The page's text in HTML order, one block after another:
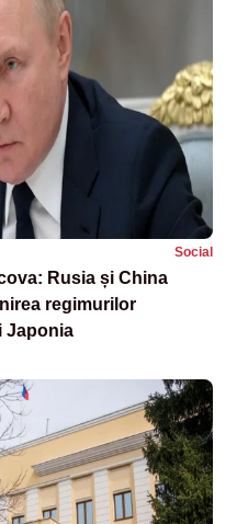
Social
Rusia și China
regimurilor
Japonia